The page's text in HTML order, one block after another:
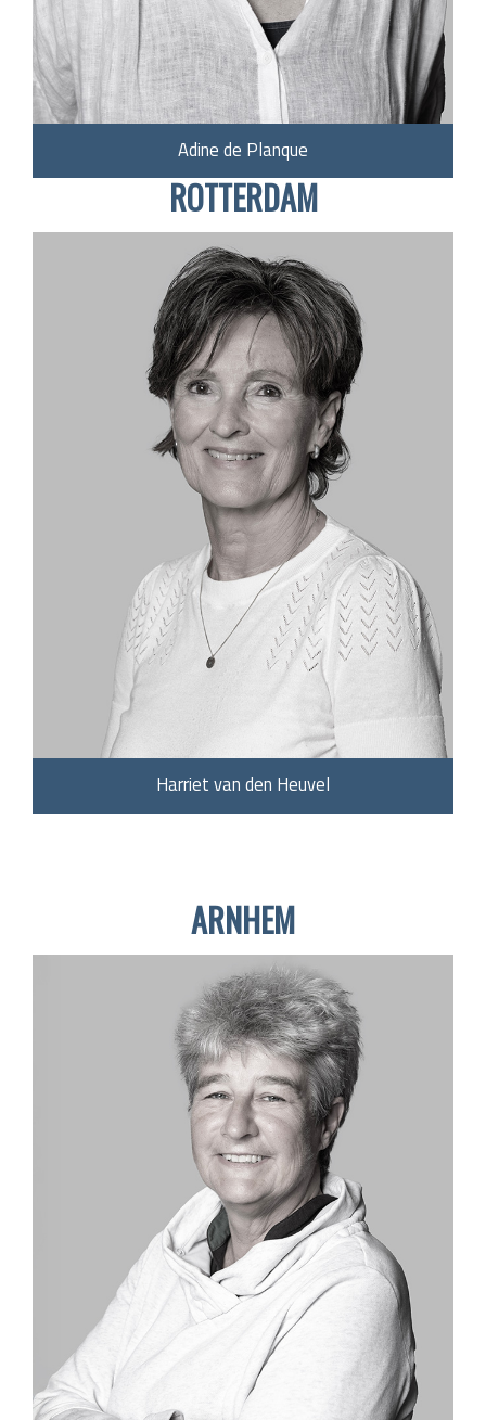
Adine de Planque
ROTTERDAM
Harriet van den Heuvel
ARNHEM